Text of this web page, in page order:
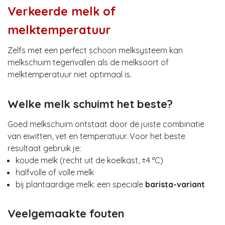
Verkeerde melk of
melktemperatuur
Zelfs met een perfect schoon melksysteem kan
melkschuim tegenvallen als de melksoort of
melktemperatuur niet optimaal is.
Welke melk schuimt het beste?
Goed melkschuim ontstaat door de juiste combinatie
van eiwitten, vet en temperatuur. Voor het beste
resultaat gebruik je:
koude melk (recht uit de koelkast, ±4 °C)
halfvolle of volle melk
bij plantaardige melk: een speciale barista-variant
Veelgemaakte fouten